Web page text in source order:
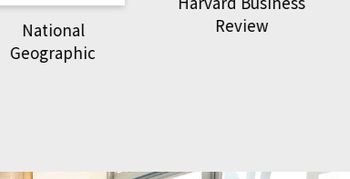
National
Geographic
Review